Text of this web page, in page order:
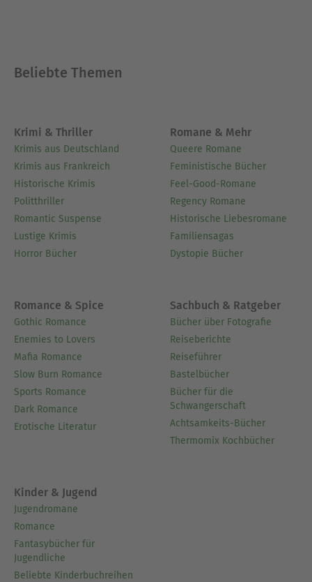
Beliebte Themen
Krimi & Thriller
Krimis aus Deutschland
Krimis aus Frankreich
Historische Krimis
Politthriller
Romantic Suspense
Lustige Krimis
Horror Bücher
Romane & Mehr
Queere Romane
Feministische Bücher
Feel-Good-Romane
Regency Romane
Historische Liebesromane
Familiensagas
Dystopie Bücher
Romance & Spice
Gothic Romance
Enemies to Lovers
Mafia Romance
Slow Burn Romance
Sports Romance
Dark Romance
Erotische Literatur
Sachbuch & Ratgeber
Bücher über Fotografie
Reiseberichte
Reiseführer
Bastelbücher
Bücher für die
Schwangerschaft
Achtsamkeits-Bücher
Thermomix Kochbücher
Kinder & Jugend
Jugendromane
Romance
Fantasybücher für
Jugendliche
Beliebte Kinderbuchreihen